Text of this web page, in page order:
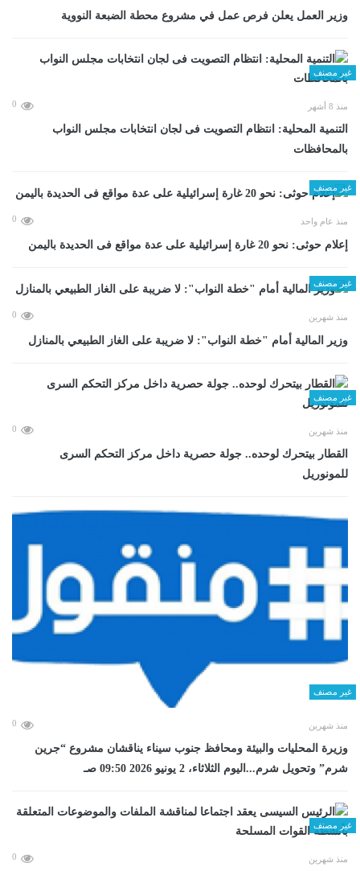
وزير العمل يعلن فرص عمل في مشروع محطة الضبعة النووية
غير مصنف
منذ 8 أشهر 0
التنمية المحلية: انتظام التصويت فى لجان انتخابات مجلس النواب
بالمحافظات
غير مصنف
منذ عام واحد 0
إعلام حوثى: نحو 20 غارة إسرائيلية على عدة مواقع فى الحديدة باليمن
غير مصنف
منذ شهرين 0
وزير المالية أمام "خطة النواب": لا ضريبة على الغاز الطبيعي بالمنازل
غير مصنف
منذ شهرين 0
القطار بيتحرك لوحده.. جولة حصرية داخل مركز التحكم السرى
للمونوريل
غير مصنف
منذ شهرين 0
وزيرة المحليات والبيئة ومحافظ جنوب سيناء يناقشان مشروع “جرين
شرم” وتحويل شرم...اليوم الثلاثاء، 2 يونيو 2026 09:50 صـ
غير مصنف
منذ شهرين 0